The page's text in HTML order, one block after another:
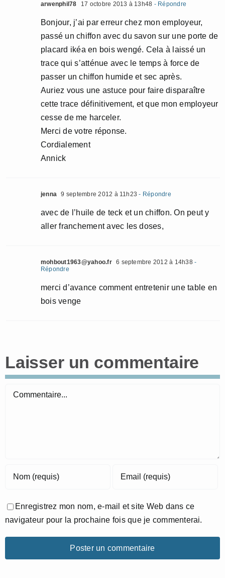
arwenphil78 17 octobre 2013 à 13h48 - Répondre
Bonjour, j’ai par erreur chez mon employeur,
passé un chiffon avec du savon sur une porte de
placard ikéa en bois wengé. Cela à laissé un
trace qui s’atténue avec le temps à force de
passer un chiffon humide et sec après.
Auriez vous une astuce pour faire disparaître
cette trace définitivement, et que mon employeur
cesse de me harceler.
Merci de votre réponse.
Cordialement
Annick
jenna 9 septembre 2012 à 11h23 - Répondre
avec de l’huile de teck et un chiffon. On peut y
aller franchement avec les doses,
mohbout1963@yahoo.fr 6 septembre 2012 à 14h38-
Répondre
merci d’avance comment entretenir une table en
bois venge
Laisser un commentaire
Commentaire
Enregistrez mon nom, e-mail et site Web dans ce
navigateur pour la prochaine fois que je commenterai.